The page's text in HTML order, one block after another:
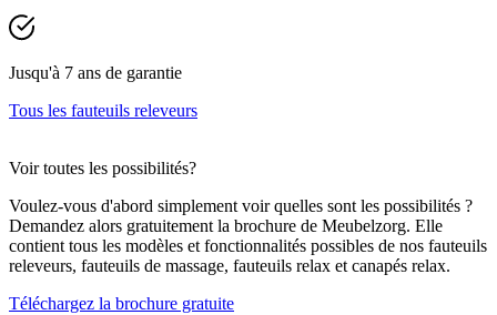
Jusqu'à 7 ans de garantie
Tous les fauteuils releveurs
Voir toutes les possibilités?
Voulez-vous d'abord simplement voir quelles sont les possibilités ?
Demandez alors gratuitement la brochure de Meubelzorg. Elle
contient tous les modèles et fonctionnalités possibles de nos fauteuils
releveurs, fauteuils de massage, fauteuils relax et canapés relax.
Téléchargez la brochure gratuite